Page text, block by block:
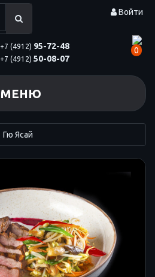
Войти
+7 (4912) 95-72-48
+7 (4912) 50-08-07
0
МЕНЮ
Гю Ясай